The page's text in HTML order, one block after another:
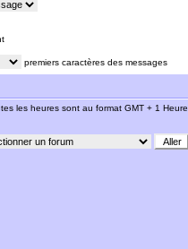
premiers caractères des messages
les heures sont au format GMT + 1 Heure